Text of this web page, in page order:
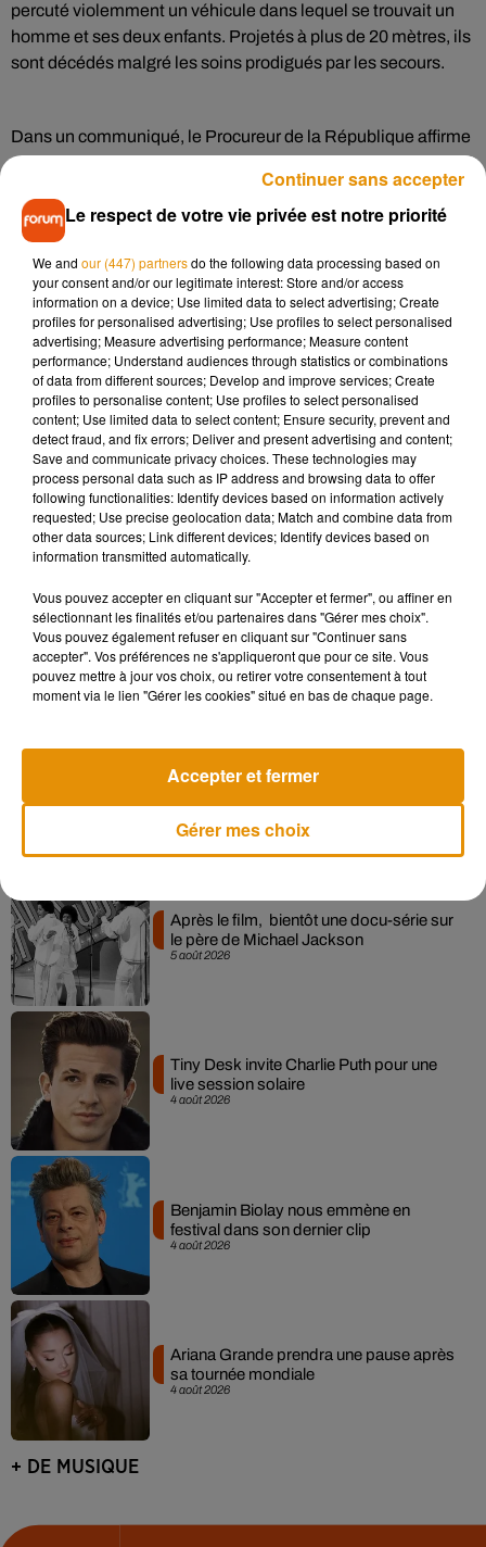
percuté violemment un véhicule dans lequel se trouvait un
homme et ses deux enfants. Projetés à plus de 20 mètres, ils
sont décédés malgré les soins prodigués par les secours.
Dans un communiqué, le Procureur de la République affirme
que de la résine de cannabis a été retrouvé dans une
sacoche appartenant à l'une des victimes. Le parquet a par
ailleurs confirmé que le certificat d'assurance du scooter était
périmé. Deux enquêtes ont été ouvertes : l'une pour refus
d'obtempérer aggravé par la mise en danger délibérée,
l'autre pour homicide involontaire.
Après l’accident, des échauffourées ont éclaté dans le
quartier Beaubreuil. Des véhicules ont été incendiés. Une
compagnie de CRS et un escadron de gendarmerie mobile
ont été déployés.
Musique
6 août 2026
Pomme emprunte le décor de l’émission
« Loups Garous » pour son...
6 août 2026
La version réécrite de « Beautiful Day »
5 août 2026
Après le film, bientôt une docu-série sur
le père de Michael Jackson
4 août 2026
Tiny Desk invite Charlie Puth pour une
live session solaire
4 août 2026
Benjamin Biolay nous emmène en
festival dans son dernier clip
4 août 2026
Ariana Grande prendra une pause après
sa tournée mondiale
+ DE MUSIQUE
Le respect de votre vie privée est notre priorité
We and our (447) partnersdo the following data processing based on
your consent and/or our legitimate interest: Store and/or access
information on a device; Use limited data to select advertising; Create
profiles for personalised advertising; Use profiles to select personalised
advertising; Measure advertising performance; Measure content
performance; Understand audiences through statistics or combinations
of data from different sources; Develop and improve services; Create
profiles to personalise content; Use profiles to select personalised
content; Use limited data to select content; Ensure security, prevent and
detect fraud, and fix errors; Deliver and present advertising and content;
Save and communicate privacy choices. These technologies may
process personal data such as IP address and browsing data to offer
following functionalities: Identify devices based on information actively
requested; Use precise geolocation data; Match and combine data from
other data sources; Link different devices; Identify devices based on
information transmitted automatically.
Vous pouvez accepter en cliquant sur "Accepter et fermer", ou affiner en
sélectionnant les finalités et/ou partenaires dans "Gérer mes choix".
Vous pouvez également refuser en cliquant sur "Continuer sans
accepter". Vos préférences ne s'appliqueront que pour ce site. Vous
pouvez mettre à jour vos choix, ou retirer votre consentement à tout
moment via le lien "Gérer les cookies" situé en bas de chaque page.
Gérer mes choix
Accepter et fermer
Continuer sans accepter